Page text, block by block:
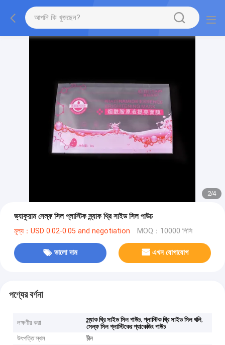
2/4
ভ্যাকুয়াম সেল্ফ সিল প্লাস্টিক স্ন্যাক থ্রি সাইড সিল পাউচ
মূল্য：USD 0.02-0.05 and negotiation MOQ：10000 পিসি
ভালো দাম এখন যোগাযোগ
পণ্যের বর্ণনা
লক্ষণীয় করা স্ন্যাক থ্রি সাইড সিল পাউচ,প্লাস্টিক থ্রি সাইড সিল থলি,
সেল্ফ সিল প্লাস্টিকের প্যাকেজিং পাউচ
উৎপত্তি স্থল
চীন